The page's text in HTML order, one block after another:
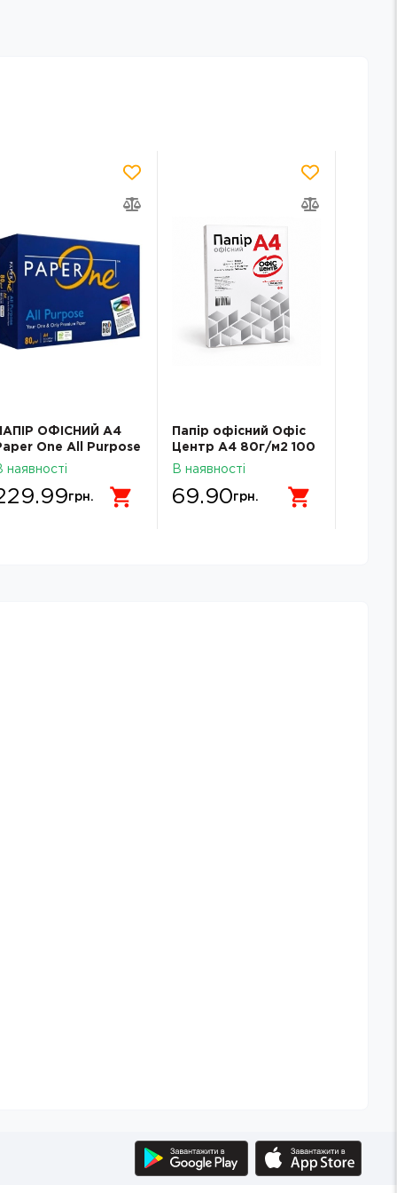
ОФІСНИЙ A4
One All Purpose
г/м2
наявності
грн.
Папір офісний Офіс
Центр А4 80г/м2 100
аркушів клас С
В наявності
69.90грн.